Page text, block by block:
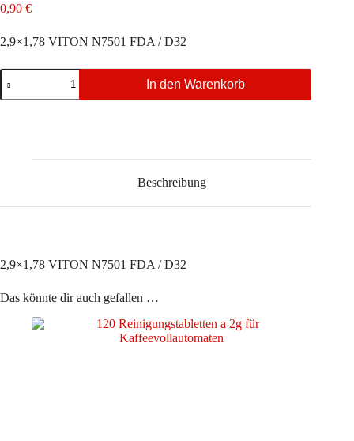
0,90 €
2,9×1,78 VITON N7501 FDA / D32
2,9x1,78
VITON
N7501
In den Warenkorb
Beschreibung
2,9×1,78 VITON N7501 FDA / D32
Das könnte dir auch gefallen …